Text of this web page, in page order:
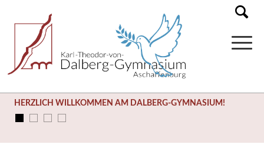
HERZLICH WILLKOMMEN AM DALBERG-GYMNASIUM!